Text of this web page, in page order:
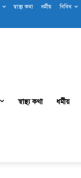
স্বাস্থ্য কথা ধর্মীয় বিবিধ
স্বাস্থ্য কথা ধর্মীয়